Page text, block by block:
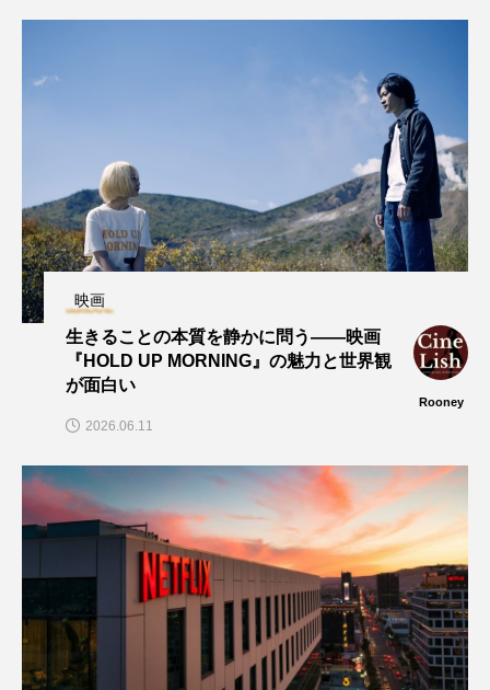
映画
生きることの本質を静かに問う——映画
『HOLD UP MORNING』の魅力と世界観
が面白い
Rooney
2026.06.11